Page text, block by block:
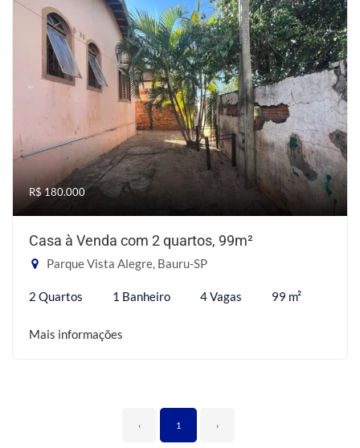
R$ 180.000
Casa à Venda com 2 quartos, 99m²
Parque Vista Alegre, Bauru-SP
2 Quartos 1 Banheiro 4 Vagas 99 m²
Mais informações
‹ 1 ›